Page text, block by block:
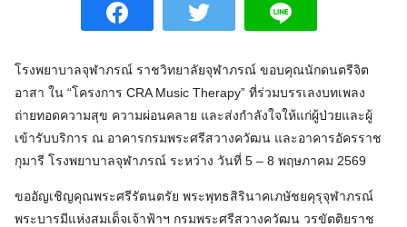
โรงพยาบาลจุฬาภรณ์ ราชวิทยาลัยจุฬาภรณ์ ขอบคุณนักดนตรีจิต
อาสา ใน “โครงการ CRA Music Therapy” ที่ร่วมบรรเลงบทเพลง
ถ่ายทอดความสุข ความผ่อนคลาย และส่งกำลังใจให้แก่ผู้ป่วยและผู้
เข้ารับบริการ ณ อาคารกรมพระศรีสวางควัฒน และอาคารอัครราช
กุมารี โรงพยาบาลจุฬาภรณ์ ระหว่าง วันที่ 5 – 8 พฤษภาคม 2569
ขออัญเชิญคุณพระศรีรัตนตรัย พระพุทธสิรินาคเภษัชยคุรุจุฬาภรณ์
พระบารมีแห่งสมเด็จเจ้าฟ้าฯ กรมพระศรีสวางควัฒน วรขัตติยราช